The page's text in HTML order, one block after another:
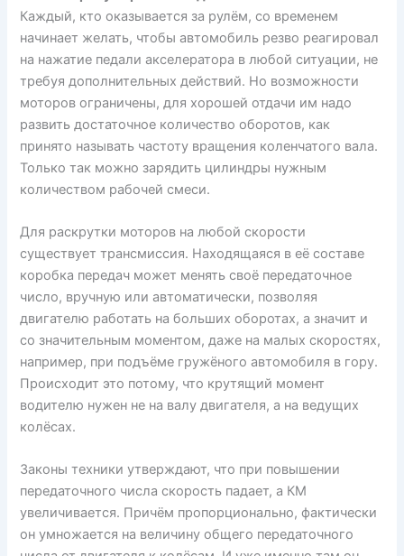
Каждый, кто оказывается за рулём, со временем
начинает желать, чтобы автомобиль резво реагировал
на нажатие педали акселератора в любой ситуации, не
требуя дополнительных действий. Но возможности
моторов ограничены, для хорошей отдачи им надо
развить достаточное количество оборотов, как
принято называть частоту вращения коленчатого вала.
Только так можно зарядить цилиндры нужным
количеством рабочей смеси.
Для раскрутки моторов на любой скорости
существует трансмиссия. Находящаяся в её составе
коробка передач может менять своё передаточное
число, вручную или автоматически, позволяя
двигателю работать на больших оборотах, а значит и
со значительным моментом, даже на малых скоростях,
например, при подъёме гружёного автомобиля в гору.
Происходит это потому, что крутящий момент
водителю нужен не на валу двигателя, а на ведущих
колёсах.
Законы техники утверждают, что при повышении
передаточного числа скорость падает, а КМ
увеличивается. Причём пропорционально, фактически
он умножается на величину общего передаточного